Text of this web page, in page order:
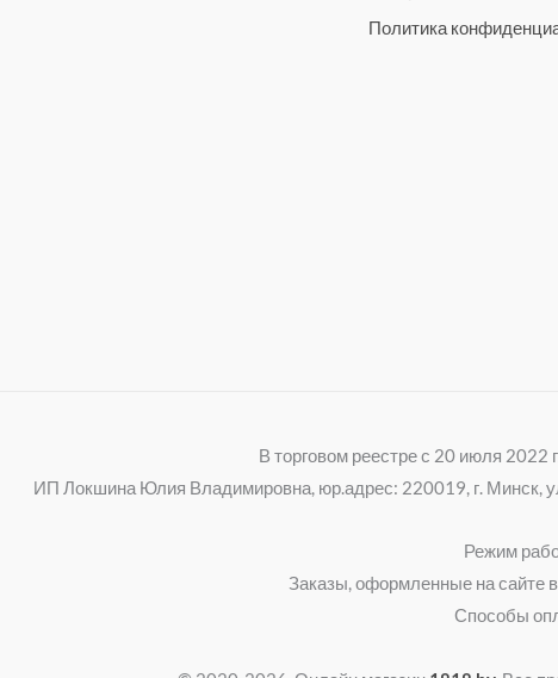
Политика
В торговом реестре с 20 июля
ИП Локшина Юлия Владимировна, юр.адрес: 220019, г. Минск,
Режим
Заказы, оформленные на сайте
Способы